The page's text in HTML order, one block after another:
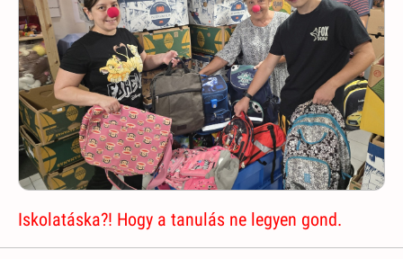
Iskolatáska?! Hogy a tanulás ne legyen gond.